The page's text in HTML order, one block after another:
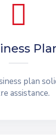
plan
assistance.